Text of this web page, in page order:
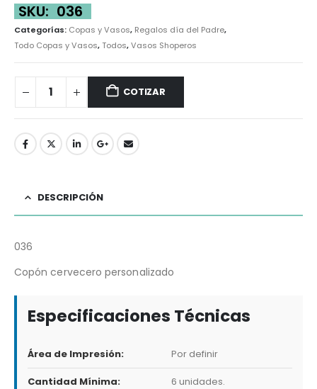
SKU: 036
Categorías: Copas y Vasos, Regalos día del Padre,
Todo Copas y Vasos,Todos,Vasos Shoperos
COTIZAR
DESCRIPCIÓN
036
Copón cervecero personalizado
Especificaciones Técnicas
Área de Impresión: Por definir
Cantidad Mínima: 6 unidades.